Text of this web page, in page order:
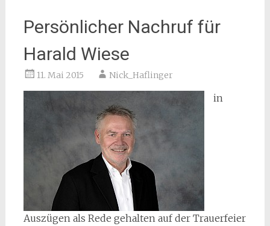
Persönlicher Nachruf für
Harald Wiese
11. Mai 2015 Nick_Haflinger
in
Auszügen als Rede gehalten auf der Trauerfeier